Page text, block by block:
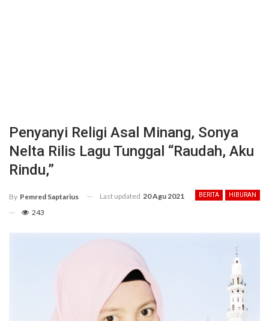
Penyanyi Religi Asal Minang, Sonya
Nelta Rilis Lagu Tunggal “Raudah, Aku
Rindu,”
BERITA HIBURAN
By Pemred Saptarius Last updated 20 Agu 2021
243